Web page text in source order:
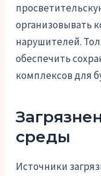
организовывать
нарушителей.
обеспечить
комплексов для
среды
Источники